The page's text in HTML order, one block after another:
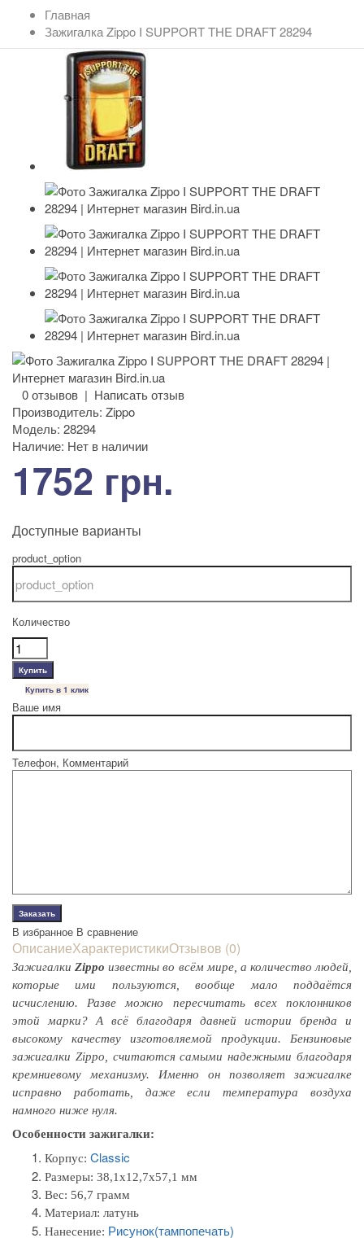
Главная
Зажигалка Zippo I SUPPORT THE DRAFT 28294
0 отзывов | Написать отзыв
Производитель: Zippo
Модель: 28294
Наличие: Нет в наличии
1752 грн.
Доступные варианты
product_option
Количество
Купить в 1 клик
Ваше имя
Телефон, Комментарий
В избранное В сравнение
ОписаниеХарактеристикиОтзывов (0)
ЗажигалкиZippo известны во всём мире, а количество людей,
которые ими пользуются, вообще мало поддаётся
исчислению. Разве можно пересчитать всех поклонников
этой марки? А всё благодаря давней истории бренда и
высокому качеству изготовляемой продукции. Бензиновые
зажигалки Zippo, считаются самыми надежными благодаря
кремниевому механизму. Именно он позволяет зажигалке
исправно работать, даже если температура воздуха
намного ниже нуля.
Особенности зажигалки:
Корпус: Classic
Размеры: 38,1x12,7x57,1 мм
Вес: 56,7 грамм
Материал: латунь
Нанесение: Рисунок(тампопечать)